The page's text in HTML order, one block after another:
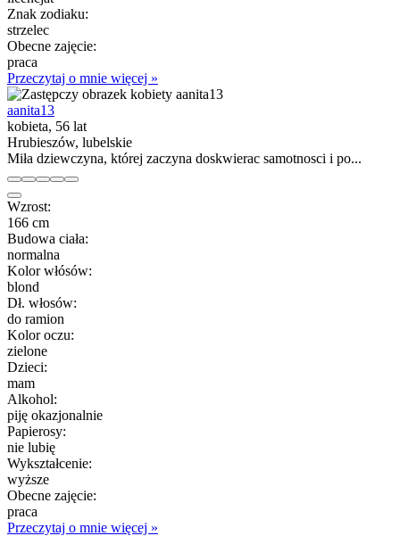
Znak zodiaku:
strzelec
Obecne zajęcie:
praca
Przeczytaj o mnie więcej »
aanita13
kobieta, 56 lat
Hrubieszów, lubelskie
Miła dziewczyna, której zaczyna doskwierac samotnosci i po...
Wzrost:
166 cm
Budowa ciała:
normalna
Kolor włósów:
blond
Dł. włosów:
do ramion
Kolor oczu:
zielone
Dzieci:
mam
Alkohol:
piję okazjonalnie
Papierosy:
nie lubię
Wykształcenie:
wyższe
Obecne zajęcie:
praca
Przeczytaj o mnie więcej »